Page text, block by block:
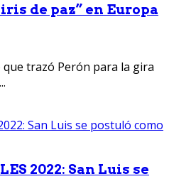
de paz” en Europa
trazó Perón para la gira
2022: San Luis se